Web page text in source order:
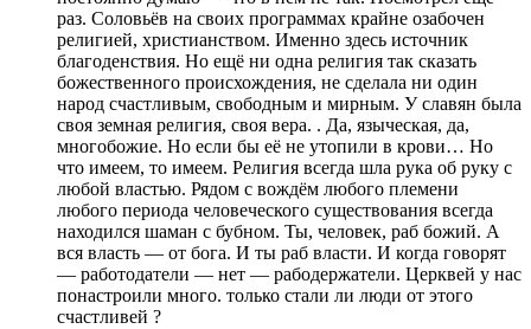
раз. Соловьёв на своих программах крайне озабочен
религией, христианством. Именно здесь источник
благоденствия. Но ещё ни одна религия так сказать
божественного происхождения, не сделала ни один
народ счастливым, свободным и мирным. У славян была
своя земная религия, своя вера. . Да, языческая, да,
многобожие. Но если бы её не утопили в крови… Но
что имеем, то имеем. Религия всегда шла рука об руку с
любой властью. Рядом с вождём любого племени
любого периода человеческого существования всегда
находился шаман с бубном. Ты, человек, раб божий. А
вся власть — от бога. И ты раб власти. И когда говорят
— работодатели — нет — рабодержатели. Церквей у нас
понастроили много. только стали ли люди от этого
счастливей ?